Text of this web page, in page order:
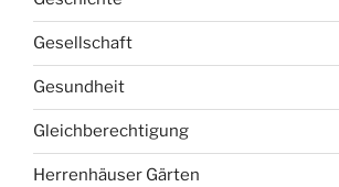
Gesellschaft
Gesundheit
Gleichberechtigung
Herrenhäuser Gärten